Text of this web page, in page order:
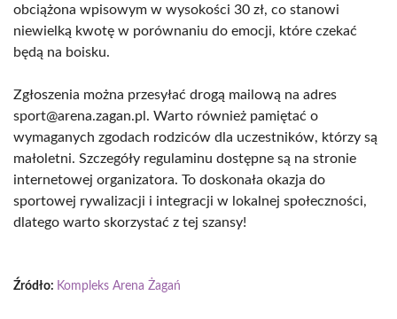
obciążona wpisowym w wysokości 30 zł, co stanowi
niewielką kwotę w porównaniu do emocji, które czekać
będą na boisku.
Zgłoszenia można przesyłać drogą mailową na adres
sport@arena.zagan.pl. Warto również pamiętać o
wymaganych zgodach rodziców dla uczestników, którzy są
małoletni. Szczegóły regulaminu dostępne są na stronie
internetowej organizatora. To doskonała okazja do
sportowej rywalizacji i integracji w lokalnej społeczności,
dlatego warto skorzystać z tej szansy!
Źródło: Kompleks Arena Żagań